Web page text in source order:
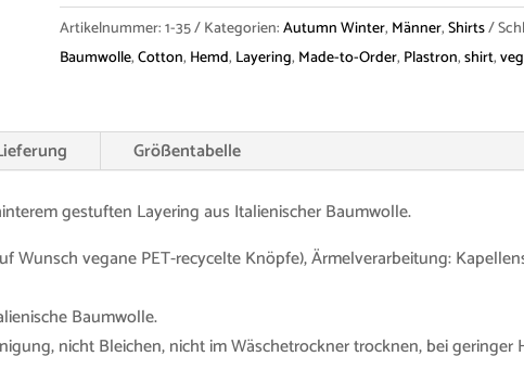
Menge
Artikelnummer:1-35 Kategorien:Autumn Winter, Männer,Shirts
Baumwolle,Cotton, Hemd, Layering, Made-to-Order, Plastron,shirt,
Größentabelle
gestuften Layering aus Italienischer Baumwolle.
vegane PET-recycelte Knöpfe), Ärmelverarbeitung:
Baumwolle.
nicht Bleichen, nicht im Wäschetrockner trocknen, bei geringer